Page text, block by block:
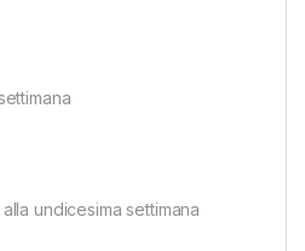
undicesima settimana